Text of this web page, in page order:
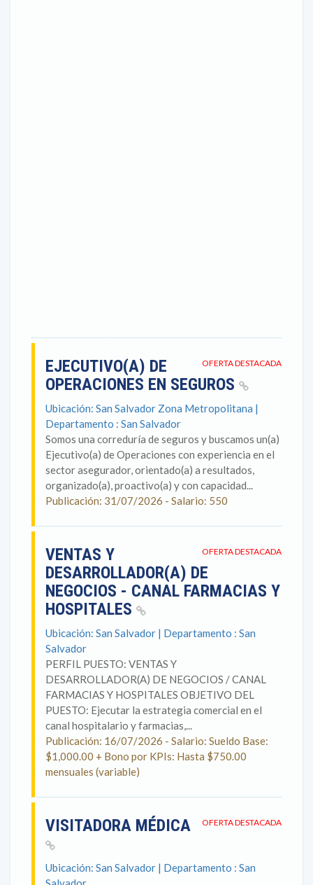
OFERTA DESTACADA
EJECUTIVO(A) DE
OPERACIONES EN SEGUROS
Ubicación: San Salvador Zona Metropolitana |
Departamento : San Salvador
Somos una correduría de seguros y buscamos un(a)
Ejecutivo(a) de Operaciones con experiencia en el
sector asegurador, orientado(a) a resultados,
organizado(a), proactivo(a) y con capacidad...
Publicación: 31/07/2026 - Salario: 550
OFERTA DESTACADA
VENTAS Y
DESARROLLADOR(A) DE
NEGOCIOS - CANAL FARMACIAS Y
HOSPITALES
Ubicación: San Salvador | Departamento : San
Salvador
PERFIL PUESTO: VENTAS Y
DESARROLLADOR(A) DE NEGOCIOS / CANAL
FARMACIAS Y HOSPITALES OBJETIVO DEL
PUESTO: Ejecutar la estrategia comercial en el
canal hospitalario y farmacias,...
Publicación: 16/07/2026 - Salario: Sueldo Base:
$1,000.00 + Bono por KPIs: Hasta $750.00
mensuales (variable)
OFERTA DESTACADA
VISITADORA MÉDICA
Ubicación: San Salvador | Departamento : San